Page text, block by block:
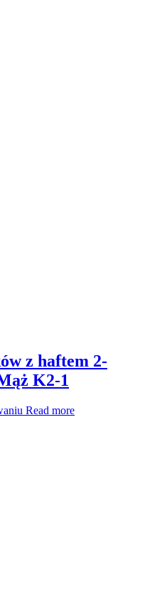
z haftem 2-
K2-1
Read more